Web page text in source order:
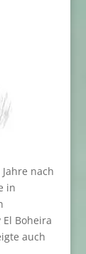
Jahre nach
in
Boheira
auch